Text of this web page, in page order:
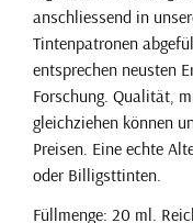
anschliessend in
Tintenpatronen
entsprechen neusten
Forschung. Qualität,
gleichziehen können
Preisen. Eine echte
oder Billigsttinten.
Füllmenge: 20 ml.